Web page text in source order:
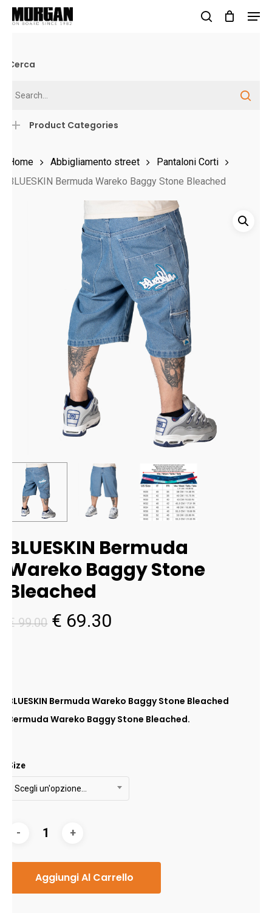
Skip
content
Cerca
Product Categories
Home Abbigliamento street
Pantaloni Corti
BLUESKIN Bermuda Wareko Baggy Stone Bleached
BLUESKIN Bermuda
Wareko Baggy Stone
Bleached
€99.00 Il
€ 99.00.
€ 69.30
€ 69.30.
BLUESKIN Bermuda Wareko Baggy Stone Bleached
Bermuda Wareko Baggy Stone Bleached.
Size
Scegli un'opzione…
Aggiungi Al Carrello